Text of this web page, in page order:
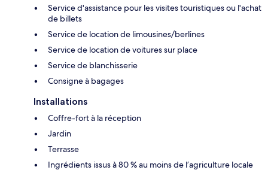
Service d'assistance pour les visites touristiques ou l'achat
de billets
Service de location de limousines/berlines
Service de location de voitures sur place
Service de blanchisserie
Consigne à bagages
Installations
Coffre-fort à la réception
Jardin
Terrasse
Ingrédients issus à 80 % au moins de l’agriculture locale